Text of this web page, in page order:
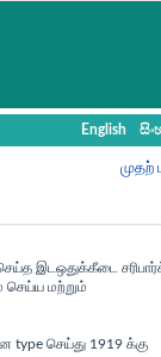
English
முதற்
இடஒதுக்கீடை
செய்ய மற்றும்
type செய்து 1919 க்கு